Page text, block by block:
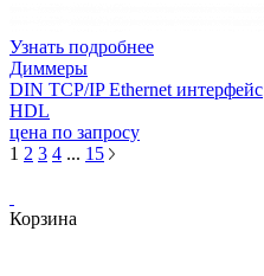
Узнать подробнее
Диммеры
DIN TCP/IP Ethernet интерфейс
HDL
цена по запросу
1 2 3 4 ... 15
Корзина